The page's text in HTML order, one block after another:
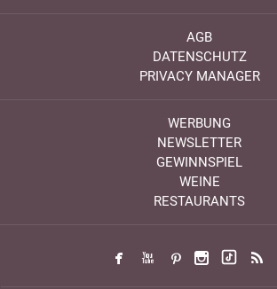
AGB
DATENSCHUTZ
PRIVACY MANAGER
WERBUNG
NEWSLETTER
GEWINNSPIEL
WEINE
RESTAURANTS